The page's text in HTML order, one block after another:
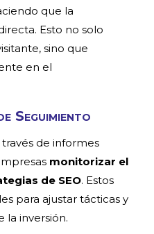
que la
Esto no solo
sino que
en el
Seguimiento
de informes
monitorizar el
de SEO. Estos
para ajustar tácticas y
la inversión.